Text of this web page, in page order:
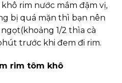
rim nước mắm đậm vị,
bị quá mặn thì bạn nên
1/2 thìa cà
trước khi đem đi rim.
rim tôm khô